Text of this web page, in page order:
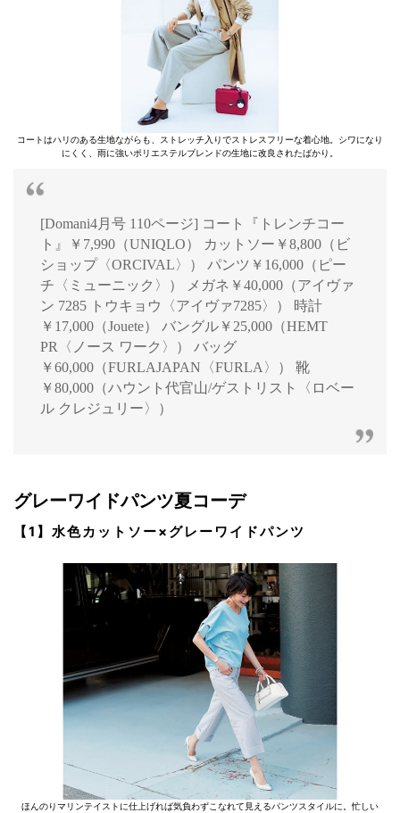
コートはハリのある生地ながらも、ストレッチ入りでストレスフリーな着心地。シワになり
にくく、雨に強いポリエステルブレンドの生地に改良されたばかり。
[Domani4月号 110ページ] コート『トレンチコー
ト』￥7,990（UNIQLO） カットソー￥8,800（ビ
ショップ〈ORCIVAL〉） パンツ￥16,000（ピー
チ〈ミューニック〉） メガネ￥40,000（アイヴァ
ン 7285 トウキョウ〈アイヴァ7285〉） 時計
￥17,000（Jouete） バングル￥25,000（HEMT
PR〈ノース ワーク〉） バッグ
￥60,000（FURLAJAPAN〈FURLA〉） 靴
￥80,000（ハウント代官山/ゲストリスト〈ロベー
ル クレジュリー〉）
グレーワイドパンツ夏コーデ
【1】水色カットソー×グレーワイドパンツ
ほんのりマリンテイストに仕上げれば気負わずこなれて見えるパンツスタイルに。忙しい